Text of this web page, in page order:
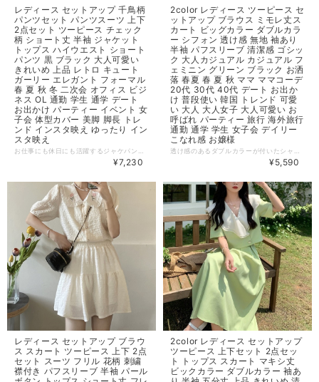
レディース セットアップ 千鳥柄
パンツセット パンツスーツ 上下
2点セット ツーピース チェック
柄 ショート丈 半袖 ジャケット
トップス ハイウエスト ショート
パンツ 黒 ブラック 大人可愛い
きれいめ 上品 レトロ キュート
ガーリー エレガント フォーマル
春 夏 秋 冬 二次会 オフィス ビジ
ネス OL 通勤 学生 通学 デート
お出かけ パーティー イベント 女
子会 体型カバー 美脚 脚長 トレ
ンド インスタ映え ゆったり イン
スタ映え
¥7,230
2color レディース ツーピース セ
ットアップ ブラウス ミモレ丈ス
カート ビッグカラー ダブルカラ
ー シフォン 透け感 無地 袖あり
半袖 パフスリーブ 清潔感 ゴシッ
ク 大人カジュアル カジュアル フ
ェミニン グリーン ブラック お洒
落 春夏 春 夏 秋 ママ ママコーデ
20代 30代 40代 デート お出か
け 普段使い 韓国 トレンド 可愛
い 大人 大人女子 大人可愛い お
呼ばれ パーティー 旅行 海外旅行
通勤 通学 学生 女子会 デイリー
こなれ感 お嬢様
¥5,590
レディース セットアップ ブラウ
ス スカート ツーピース 上下 2点
セット スーツ フリル 花柄 刺繍
襟付き パフスリーブ 半袖 パール
2color レディース セットアップ
ツーピース 上下セット 2点セッ
ト トップス スカート マキシ丈
ビックカラー ダブルカラー 袖あ